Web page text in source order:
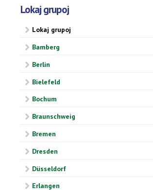
Lokaj grupoj
Lokaj grupoj
Bamberg
Berlin
Bielefeld
Bochum
Braunschweig
Bremen
Dresden
Düsseldorf
Erlangen